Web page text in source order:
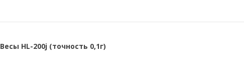
Весы HL-200j (точность 0,1г)